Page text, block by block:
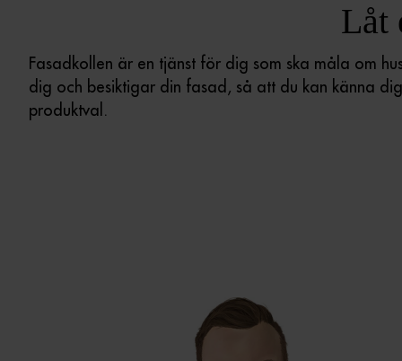
Låt
Fasadkollen är en tjänst för dig som ska måla om
dig och besiktigar din fasad, så att du kan känna
produktval.